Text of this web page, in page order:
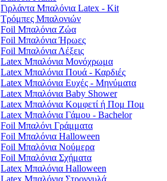
Γιρλάντα Μπαλόνια Latex - Kit
Τρόμπες Μπαλονιών
Foil Μπαλόνια Ζώα
Foil Μπαλόνια Ήρωες
Foil Μπαλόνια Λέξεις
Latex Μπαλόνια Μονόχρωμα
Latex Μπαλόνια Πουά - Καρδιές
Latex Μπαλόνια Ευχές - Μηνύματα
Latex Μπαλόνια Baby Shower
Latex Μπαλόνια Κομφετί ή Πομ Πομ
Latex Μπαλόνια Γάμου - Bachelor
Foil Μπαλόνι Γράμματα
Foil Μπαλόνια Halloween
Foil Μπαλόνια Νούμερα
Foil Μπαλόνια Σχήματα
Latex Μπαλόνια Halloween
Latex Μπαλόνια Στρογγυλά